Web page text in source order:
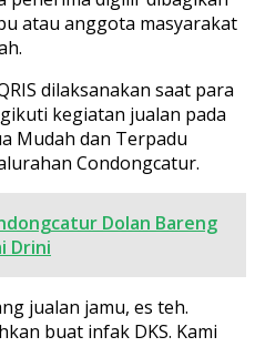
atau anggota masyarakat
dilaksanakan saat para
kegiatan jualan pada
Mudah dan Terpadu
Condongcatur.
Dolan Bareng
Drini
jualan jamu, es teh.
buat infak DKS. Kami